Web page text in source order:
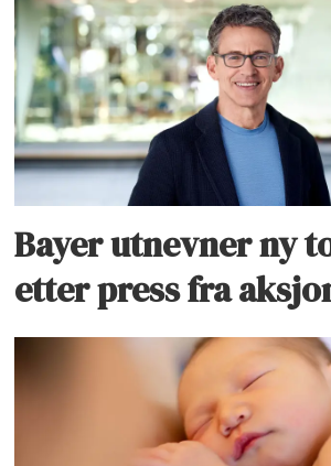
Bayer utnevner ny
etter press fra